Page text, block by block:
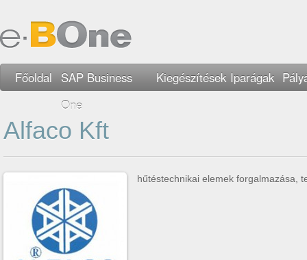
Főoldal
SAP Business
One
Kiegészítések Iparágak
Alfaco Kft
hűtéstechnikai elemek forgalmazása,